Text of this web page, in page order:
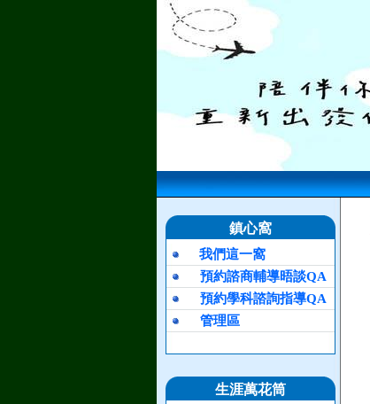
鎮心窩
我們這一窩
預約諮商輔導晤談QA
預約學科諮詢指導QA
管理區
生涯萬花筒